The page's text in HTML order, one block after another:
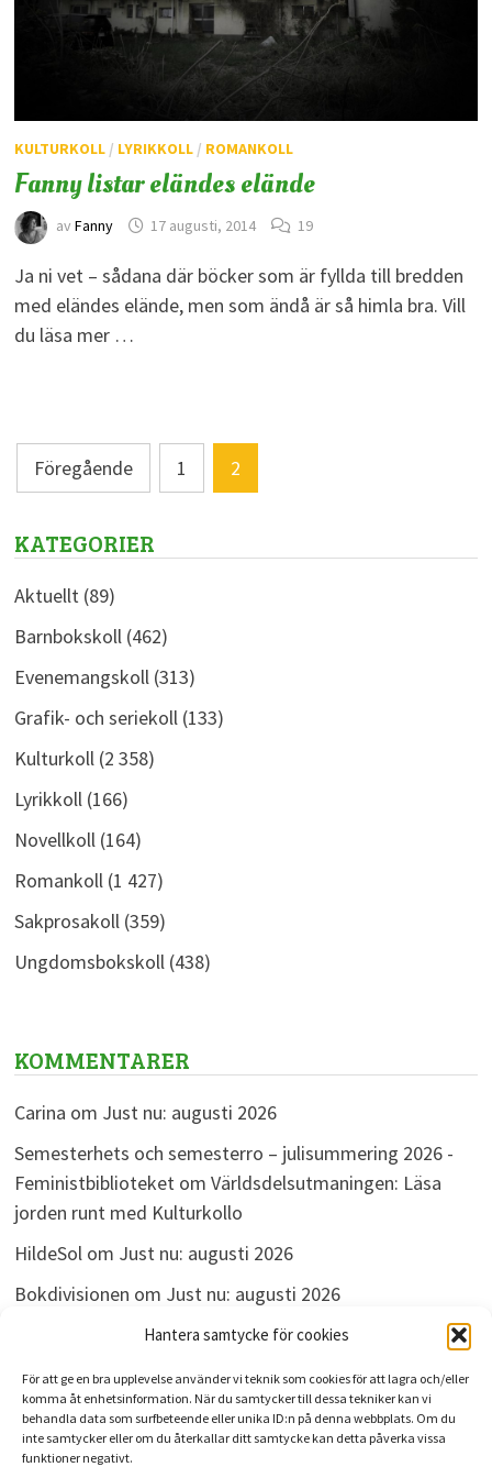
Hantera samtycke för cookies
För att ge en bra upplevelse använder vi teknik som cookies för att lagra och/eller
komma åt enhetsinformation. När du samtycker till dessa tekniker kan vi
behandla data som surfbeteende eller unika ID:n på denna webbplats. Om du
inte samtycker eller om du återkallar ditt samtycke kan detta påverka vissa
funktioner negativt.
KULTURKOLL/ LYRIKKOLL/ ROMANKOLL
Fanny listar eländes elände
av Fanny 17 augusti, 2014 19
Ja ni vet – sådana där böcker som är fyllda till bredden
med eländes elände, men som ändå är så himla bra. Vill
du läsa mer …
Sidnumrering
för
inlägg
Föregående 1 2
KATEGORIER
Aktuellt(89)
Barnbokskoll(462)
Evenemangskoll(313)
Grafik- och seriekoll(133)
Kulturkoll(2 358)
Lyrikkoll(166)
Novellkoll(164)
Romankoll(1 427)
Sakprosakoll(359)
Ungdomsbokskoll(438)
KOMMENTARER
Carina om Just nu: augusti 2026
Semesterhets och semesterro – julisummering 2026 -
Feministbiblioteketom Världsdelsutmaningen: Läsa
jorden runt med Kulturkollo
HildeSolom Just nu: augusti 2026
Bokdivisionen om Just nu: augusti 2026
Just nu: augusti 2026
ARKIV